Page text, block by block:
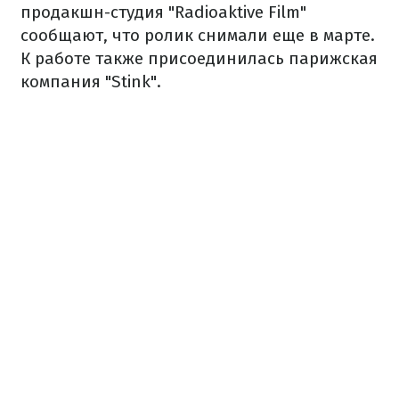
продакшн-студия "Radioaktive Film"
сообщают, что ролик снимали еще в марте.
К работе также присоединилась парижская
компания "Stink".